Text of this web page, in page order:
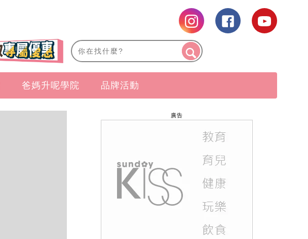
爸媽升呢學院 品牌活動
廣告